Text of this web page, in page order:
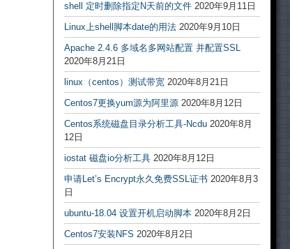
shell 定时删除指定N天前的文件 2020年9月11日
Linux上shell脚本date的用法 2020年9月10日
Apache 2.4.6 多域名多网站配置 并配置SSL
2020年8月21日
linux（centos）测试带宽 2020年8月21日
Centos7更换yum源为阿里源 2020年8月12日
Centos系统磁盘目录分析工具-Ncdu 2020年8月
12日
iostat 磁盘io分析工具 2020年8月12日
申请Let’s Encrypt永久免费SSL证书 2020年8月3
日
ubuntu-18.04 设置开机启动脚本 2020年8月2日
Centos7安装NFS 2020年8月2日